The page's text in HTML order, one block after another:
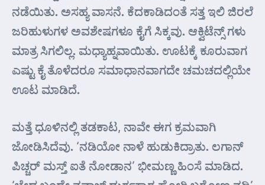
ನಡೆಯಿತು. ಅಸಹ್ಯ ವಾಸನೆ. ಕೆದಕಾಡಿದಂತೆ ಸತ್ತ ಇಲಿ ಜಿರಲೆ
ಜರಿಹುಳುಗಳ ಅವಶೇಷಗಳೂ ಕೈಗೆ ಸಿಕ್ಕವು. ಆಕ್ವಿಟೆನ್ಸ್ ಗಳು
ಮಾತ್ರ ಸಿಗಲಿಲ್ಲ. ಮಧ್ಯಾಹ್ನವಾಯಿತು. ಊಟಕ್ಕೆ ಕೂರುವಾಗ
ಎಷ್ಟು ಕೈ ತೊಳೆದರೂ ಸಮಾಧಾನವಾಗದೇ ಚಮಚದಲ್ಲಿಯೇ
ಊಟ ಮಾಡಿದೆ.
ಮತ್ತೆ ಧೂಳಿನಲ್ಲಿ ತಡಕಾಟ, ನಾವೇ ಈಗ ಕ್ರಮವಾಗಿ
ಜೋಡಿಸಿದೆವು. ‘ನಡಿಯೋ ನಾಳೆ ಹುಡುಕಿದ್ರಾತು. ಲಗಾನ್
ಪಿಚ್ಚರ್ ಮಸ್ತ್ ಐತೆ ನೋಡಾನ’ ಭೀಮಣ್ಣ ಹಿಂಸೆ ಮಾಡಿದ.